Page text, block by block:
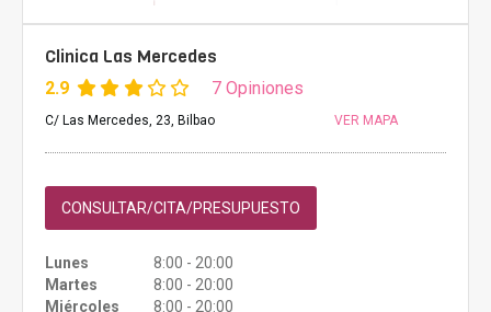
Clinica Las Mercedes
2.9 7 Opiniones
C/ Las Mercedes, 23, Bilbao VER MAPA
CONSULTAR/CITA/PRESUPUESTO
Lunes
8:00 - 20:00
Martes
8:00 - 20:00
Miércoles
8:00 - 20:00